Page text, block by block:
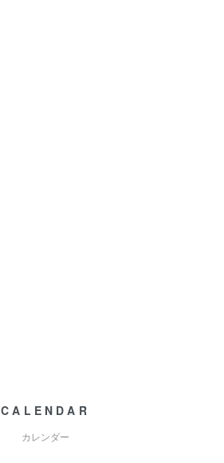
CALENDAR
カレンダー